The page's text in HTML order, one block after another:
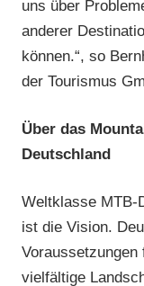
uns über
anderer
können.“, so
der Tourismus
Über das
Deutschland
Weltklasse MTB-
ist die Vision.
Voraussetzungen
vielfältige